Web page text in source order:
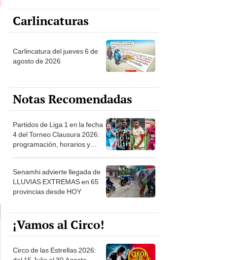
1.000 vistas
Carlincaturas
Carlincatura del jueves 6 de
agosto de 2026
Notas Recomendadas
Partidos de Liga 1 en la fecha
4 del Torneo Clausura 2026:
programación, horarios y
Senamhi advierte llegada de
LLUVIAS EXTREMAS en 65
provincias desde HOY
¡Vamos al Circo!
Circo de las Estrellas 2026: